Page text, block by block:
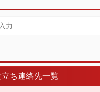
ち連絡先一覧